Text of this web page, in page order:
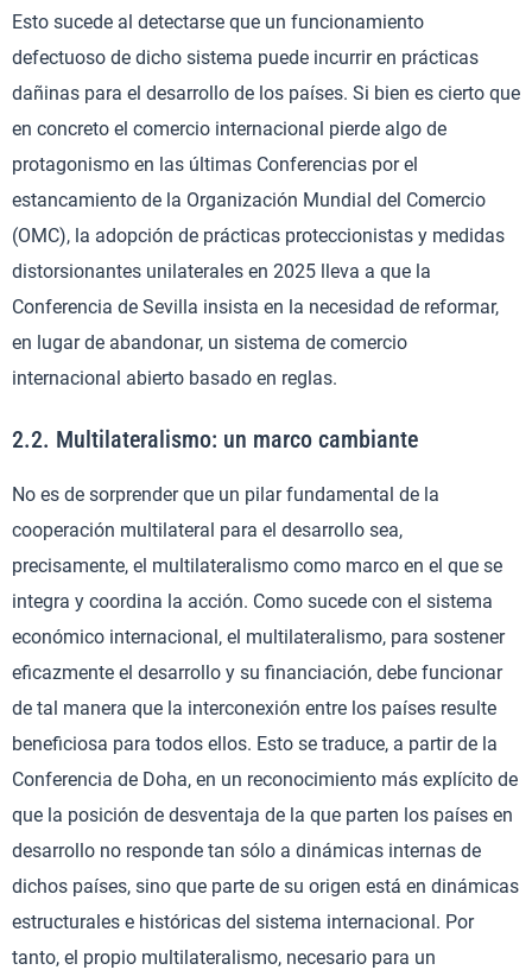
Esto sucede al detectarse que un funcionamiento
defectuoso de dicho sistema puede incurrir en prácticas
dañinas para el desarrollo de los países. Si bien es cierto que
en concreto el comercio internacional pierde algo de
protagonismo en las últimas Conferencias por el
estancamiento de la Organización Mundial del Comercio
(OMC), la adopción de prácticas proteccionistas y medidas
distorsionantes unilaterales en 2025 lleva a que la
Conferencia de Sevilla insista en la necesidad de reformar,
en lugar de abandonar, un sistema de comercio
internacional abierto basado en reglas.
2.2. Multilateralismo: un marco cambiante
No es de sorprender que un pilar fundamental de la
cooperación multilateral para el desarrollo sea,
precisamente, el multilateralismo como marco en el que se
integra y coordina la acción. Como sucede con el sistema
económico internacional, el multilateralismo, para sostener
eficazmente el desarrollo y su financiación, debe funcionar
de tal manera que la interconexión entre los países resulte
beneficiosa para todos ellos. Esto se traduce, a partir de la
Conferencia de Doha, en un reconocimiento más explícito de
que la posición de desventaja de la que parten los países en
desarrollo no responde tan sólo a dinámicas internas de
dichos países, sino que parte de su origen está en dinámicas
estructurales e históricas del sistema internacional. Por
tanto, el propio multilateralismo, necesario para un